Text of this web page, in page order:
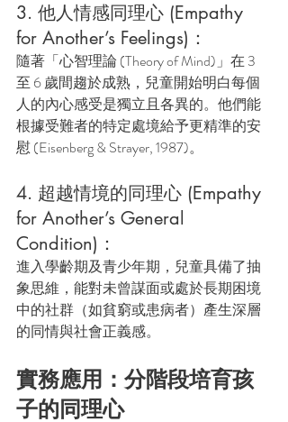
3. 他人情感同理心 (Empathy
for Another’s Feelings)：
隨著「心智理論 (Theory of Mind)」在 3
至 6 歲間趨於成熟，兒童開始明白每個
人的內心感受是獨立且各異的。他們能
根據受難者的特定處境給予更精準的安
慰 (Eisenberg & Strayer, 1987)。
4. 超越情境的同理心 (Empathy
for Another’s General
Condition)：
進入學齡期及青少年期，兒童具備了抽
象思維，能對未曾謀面或處於長期困境
中的社群（如貧窮或患病者）產生深層
的同情與社會正義感。
實務應用：分階段培育孩
子的同理心